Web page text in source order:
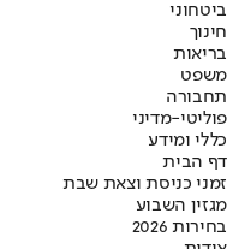
ביטחוני
חינוך
בריאות
משפט
תחבורה
פוליטי-מדיני
כללי ומידע
דף הבית
זמני כניסת וצאת שבת
מגזין השבוע
בחירות 2026